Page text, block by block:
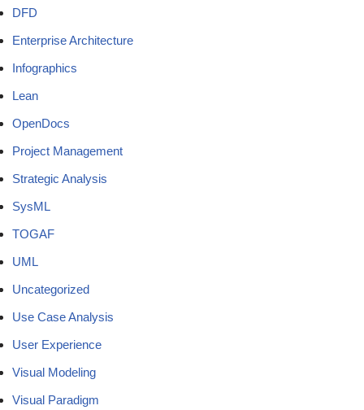
DFD
Enterprise Architecture
Infographics
Lean
OpenDocs
Project Management
Strategic Analysis
SysML
TOGAF
UML
Uncategorized
Use Case Analysis
User Experience
Visual Modeling
Visual Paradigm